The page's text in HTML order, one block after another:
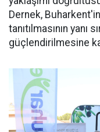
Dernek,
tanıtılmasının yanı
güçlendirilmesine